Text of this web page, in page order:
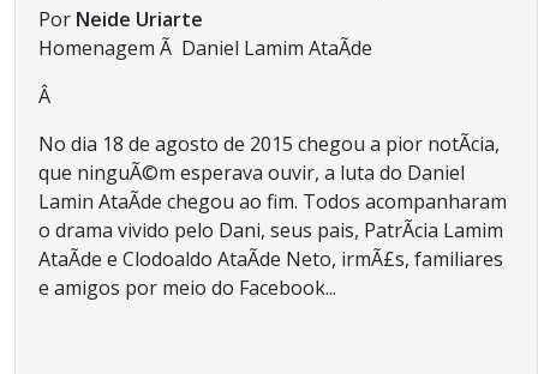
Por Neide Uriarte
Homenagem Ã Daniel Lamim AtaÃ­de
Â
No dia 18 de agosto de 2015 chegou a pior notÃ­cia,
que ninguÃ©m esperava ouvir, a luta do Daniel
Lamin AtaÃ­de chegou ao fim. Todos acompanharam
o drama vivido pelo Dani, seus pais, PatrÃ­cia Lamim
AtaÃ­de e Clodoaldo AtaÃ­de Neto, irmÃ£s, familiares
e amigos por meio do Facebook...